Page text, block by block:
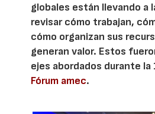
globales están llevando a
revisar cómo trabajan,
cómo organizan sus
generan valor. Estos
ejes abordados durante la
Fórum amec.